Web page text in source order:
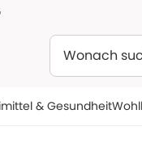
& Gesundheit